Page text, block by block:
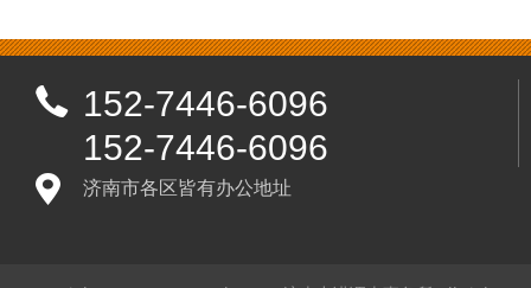
152-7446-6096
152-7446-6096
济南市各区皆有办公地址